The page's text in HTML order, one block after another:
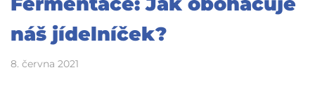
náš jídelníček?
8. června 2021